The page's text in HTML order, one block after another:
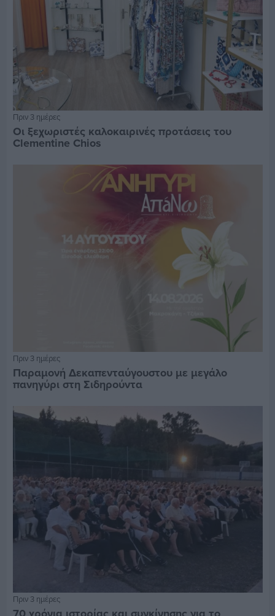
Πριν 3 ημέρες
Οι ξεχωριστές καλοκαιρινές προτάσεις του
Clementine Chios
Πριν 3 ημέρες
Παραμονή Δεκαπενταύγουστου με μεγάλο
πανηγύρι στη Σιδηρούντα
Πριν 3 ημέρες